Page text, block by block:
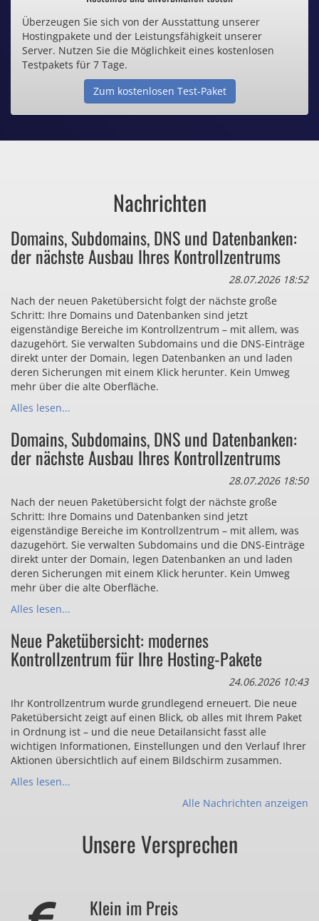
Inklusive .de Domain
Webspace ab 1,25€ / Monat
Günstige SSL-Zertifikate
Bezahlen Sie auch zu viel
für Dinge, die sie gar nicht brauchen?
Überzeugen Sie sich von der Ausstattung unserer
Hostingpakete und der Leistungsfähigkeit unserer
Server. Nutzen Sie die Möglichkeit eines kostenlosen
Testpakets für 7 Tage.
Zum kostenlosen Test-Paket
Nachrichten
Domains, Subdomains, DNS und Datenbanken:
der nächste Ausbau Ihres Kontrollzentrums
28.07.2026 18:52
Nach der neuen Paketübersicht folgt der nächste große
Schritt: Ihre Domains und Datenbanken sind jetzt
eigenständige Bereiche im Kontrollzentrum – mit allem, was
dazugehört. Sie verwalten Subdomains und die DNS-Einträge
direkt unter der Domain, legen Datenbanken an und laden
deren Sicherungen mit einem Klick herunter. Kein Umweg
mehr über die alte Oberfläche.
Alles lesen...
Domains, Subdomains, DNS und Datenbanken:
der nächste Ausbau Ihres Kontrollzentrums
28.07.2026 18:50
Nach der neuen Paketübersicht folgt der nächste große
Schritt: Ihre Domains und Datenbanken sind jetzt
eigenständige Bereiche im Kontrollzentrum – mit allem, was
dazugehört. Sie verwalten Subdomains und die DNS-Einträge
direkt unter der Domain, legen Datenbanken an und laden
deren Sicherungen mit einem Klick herunter. Kein Umweg
mehr über die alte Oberfläche.
Alles lesen...
Neue Paketübersicht: modernes
Kontrollzentrum für Ihre Hosting-Pakete
24.06.2026 10:43
Ihr Kontrollzentrum wurde grundlegend erneuert. Die neue
Paketübersicht zeigt auf einen Blick, ob alles mit Ihrem Paket
in Ordnung ist – und die neue Detailansicht fasst alle
wichtigen Informationen, Einstellungen und den Verlauf Ihrer
Aktionen übersichtlich auf einem Bildschirm zusammen.
Alles lesen...
Alle Nachrichten anzeigen
Unsere Versprechen
Klein im Preis